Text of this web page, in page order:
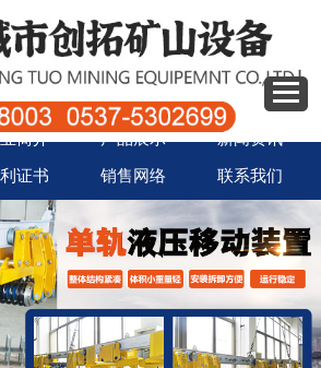
简介 产品展示 新闻资讯
证书 销售网络 联系我们